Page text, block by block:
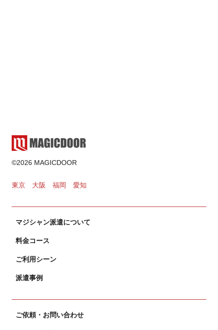
©2026 MAGICDOOR
東京 大阪 福岡 愛知
マジシャン派遣について
料金コース
ご利用シーン
派遣事例
ご依頼・お問い合わせ